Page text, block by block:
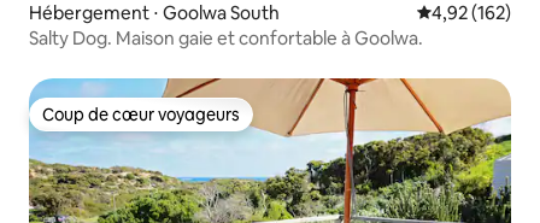
Hébergement ⋅ Goolwa South Évaluation
4,92 (162)
Salty Dog. Maison gaie et confortable à Goolwa.
Coup de cœur voyageurs
Coup de cœur voyageurs